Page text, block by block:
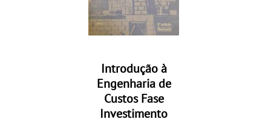
Introdução à
Engenharia de
Custos Fase
Investimento